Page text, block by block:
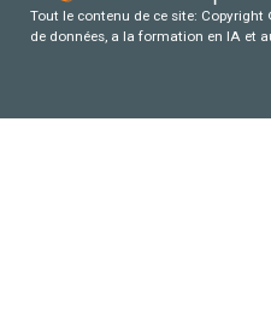
Tout le contenu de ce site:
de données, a la formation en IA et